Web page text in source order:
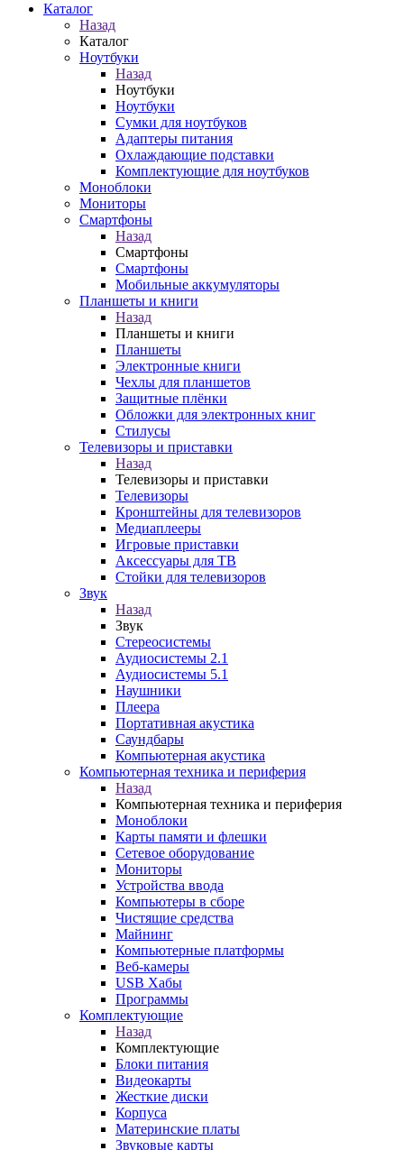
Каталог
Назад
Каталог
Ноутбуки
Назад
Ноутбуки
Ноутбуки
Сумки для ноутбуков
Адаптеры питания
Охлаждающие подставки
Комплектующие для ноутбуков
Моноблоки
Мониторы
Смартфоны
Назад
Смартфоны
Смартфоны
Мобильные аккумуляторы
Планшеты и книги
Назад
Планшеты и книги
Планшеты
Электронные книги
Чехлы для планшетов
Защитные плёнки
Обложки для электронных книг
Стилусы
Телевизоры и приставки
Назад
Телевизоры и приставки
Телевизоры
Кронштейны для телевизоров
Медиаплееры
Игровые приставки
Аксессуары для ТВ
Стойки для телевизоров
Звук
Назад
Звук
Стереосистемы
Аудиосистемы 2.1
Аудиосистемы 5.1
Наушники
Плеера
Портативная акустика
Саундбары
Компьютерная акустика
Компьютерная техника и периферия
Назад
Компьютерная техника и периферия
Моноблоки
Карты памяти и флешки
Сетевое оборудование
Мониторы
Устройства ввода
Компьютеры в сборе
Чистящие средства
Майнинг
Компьютерные платформы
Веб-камеры
USB Хабы
Программы
Комплектующие
Назад
Комплектующие
Блоки питания
Видеокарты
Жесткие диски
Корпуса
Материнские платы
Звуковые карты